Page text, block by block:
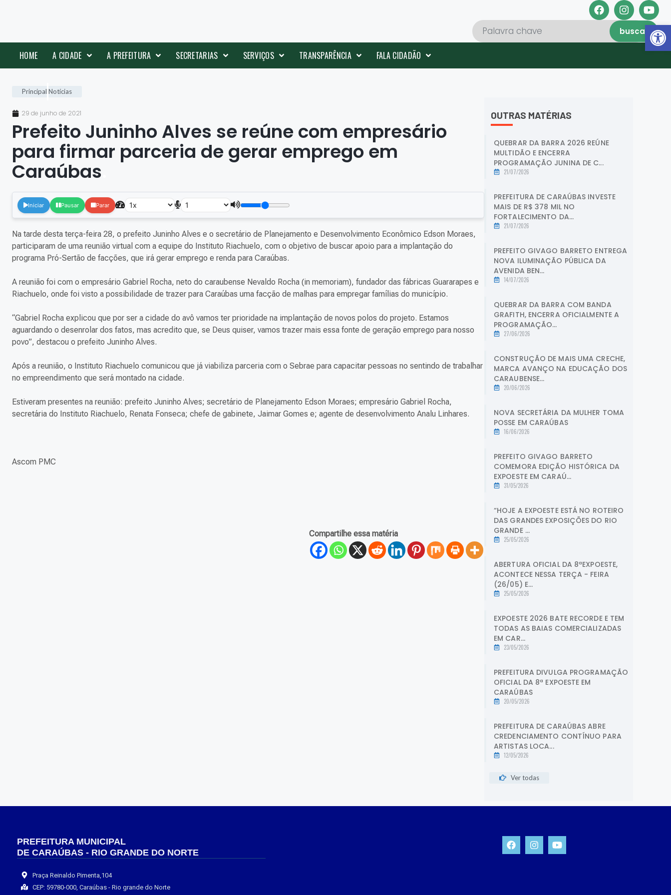
buscar
HOME A CIDADE A PREFEITURA SECRETARIAS SERVIÇOS TRANSPARÊNCIA FALA CIDADÃO
Principal Notícias
29 de junho de 2021
Prefeito Juninho Alves se reúne com empresário
para firmar parceria de gerar emprego em
Caraúbas
Iniciar Pausar Parar
Na tarde desta terça-feira 28, o prefeito Juninho Alves e o secretário de Planejamento e Desenvolvimento Econômico Edson Moraes,
participaram de uma reunião virtual com a equipe do Instituto Riachuelo, com o objetivo de buscar apoio para a implantação do
programa Pró-Sertão de facções, que irá gerar emprego e renda para Caraúbas.
A reunião foi com o empresário Gabriel Rocha, neto do caraubense Nevaldo Rocha (in memoriam), fundador das fábricas Guararapes e
Riachuelo, onde foi visto a possibilidade de trazer para Caraúbas uma facção de malhas para empregar famílias do município.
“Gabriel Rocha explicou que por ser a cidade do avô vamos ter prioridade na implantação de novos polos do projeto. Estamos
aguardando o desenrolar dos fatos, mas acredito que, se Deus quiser, vamos trazer mais essa fonte de geração emprego para nosso
povo”, destacou o prefeito Juninho Alves.
Após a reunião, o Instituto Riachuelo comunicou que já viabiliza parceria com o Sebrae para capacitar pessoas no sentindo de trabalhar
no empreendimento que será montado na cidade.
Estiveram presentes na reunião: prefeito Juninho Alves; secretário de Planejamento Edson Moraes; empresário Gabriel Rocha,
secretária do Instituto Riachuelo, Renata Fonseca; chefe de gabinete, Jaimar Gomes e; agente de desenvolvimento Analu Linhares.
Ascom PMC
Compartilhe essa matéria
OUTRAS MATÉRIAS
QUEBRAR DA BARRA 2026 REÚNE
MULTIDÃO E ENCERRA
PROGRAMAÇÃO JUNINA DE C...
21/07/2026
PREFEITURA DE CARAÚBAS INVESTE
MAIS DE R$ 378 MIL NO
FORTALECIMENTO DA...
21/07/2026
PREFEITO GIVAGO BARRETO ENTREGA
NOVA ILUMINAÇÃO PÚBLICA DA
AVENIDA BEN...
14/07/2026
QUEBRAR DA BARRA COM BANDA
GRAFITH, ENCERRA OFICIALMENTE A
PROGRAMAÇÃO...
27/06/2026
CONSTRUÇÃO DE MAIS UMA CRECHE,
MARCA AVANÇO NA EDUCAÇÃO DOS
CARAUBENSE...
20/06/2026
NOVA SECRETÁRIA DA MULHER TOMA
POSSE EM CARAÚBAS
16/06/2026
PREFEITO GIVAGO BARRETO
COMEMORA EDIÇÃO HISTÓRICA DA
EXPOESTE EM CARAÚ...
31/05/2026
“HOJE A EXPOESTE ESTÁ NO ROTEIRO
DAS GRANDES EXPOSIÇÕES DO RIO
GRANDE ...
25/05/2026
ABERTURA OFICIAL DA 8ªEXPOESTE,
ACONTECE NESSA TERÇA - FEIRA
(26/05) E...
25/05/2026
EXPOESTE 2026 BATE RECORDE E TEM
TODAS AS BAIAS COMERCIALIZADAS
EM CAR...
23/05/2026
PREFEITURA DIVULGA PROGRAMAÇÃO
OFICIAL DA 8ª EXPOESTE EM
CARAÚBAS
20/05/2026
PREFEITURA DE CARAÚBAS ABRE
CREDENCIAMENTO CONTÍNUO PARA
ARTISTAS LOCA...
12/05/2026
Ver todas
PREFEITURA MUNICIPAL
DE CARAÚBAS - RIO GRANDE DO NORTE
Praça Reinaldo Pimenta,104
CEP: 59780-000, Caraúbas - Rio grande do Norte
Abrir